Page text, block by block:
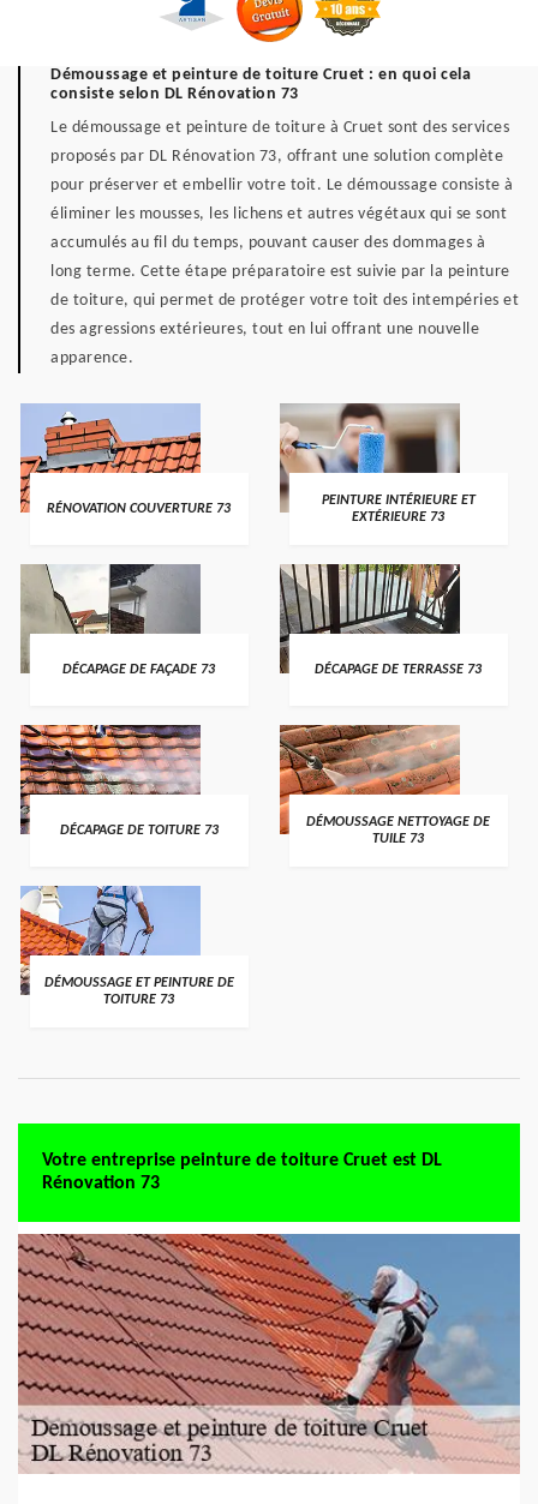
Démoussage et peinture de toiture Cruet : en quoi cela
consiste selon DL Rénovation 73
Le démoussage et peinture de toiture à Cruet sont des services
proposés par DL Rénovation 73, offrant une solution complète
pour préserver et embellir votre toit. Le démoussage consiste à
éliminer les mousses, les lichens et autres végétaux qui se sont
accumulés au fil du temps, pouvant causer des dommages à
long terme. Cette étape préparatoire est suivie par la peinture
de toiture, qui permet de protéger votre toit des intempéries et
des agressions extérieures, tout en lui offrant une nouvelle
apparence.
RÉNOVATION COUVERTURE 73
PEINTURE INTÉRIEURE ET
EXTÉRIEURE 73
DÉCAPAGE DE FAÇADE 73 DÉCAPAGE DE TERRASSE 73
DÉCAPAGE DE TOITURE 73
DÉMOUSSAGE NETTOYAGE DE
TUILE 73
DÉMOUSSAGE ET PEINTURE DE
TOITURE 73
Votre entreprise peinture de toiture Cruet est DL
Rénovation 73